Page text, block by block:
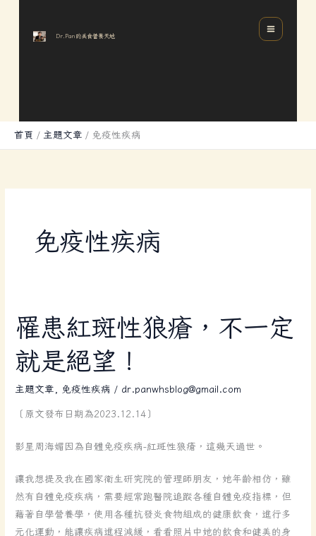
Dr.Pan的美食營養天地
MENU
首頁 主題文章 免疫性疾病
免疫性疾病
罹患紅斑性狼瘡，不一定
就是絕望！
主題文章 免疫性疾病 / dr.panwhsblog@gmail.com
〔原文發布日期為2023.12.14〕
影星周海媚因為自體免疫疾病-紅斑性狼瘡，這幾天過世。
讓我想提及我在國家衛生研究院的管理師朋友，她年齡相仿，雖
然有自體免疫疾病，需要經常跑醫院追蹤各種自體免疫指標，但
藉著自學營養學，使用各種抗發炎食物組成的健康飲食，進行多
元化運動，能讓疾病進程減緩，看看照片中她的飲食和健美的身
罹
患
紅
斑
性
不
定
就
是
絕